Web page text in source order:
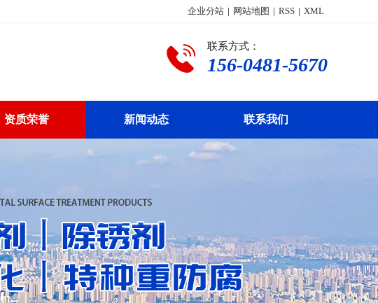
企业分站 | 网站地图 | RSS | XML
联系方式：
156-0481-5670
资质荣誉 新闻动态 联系我们